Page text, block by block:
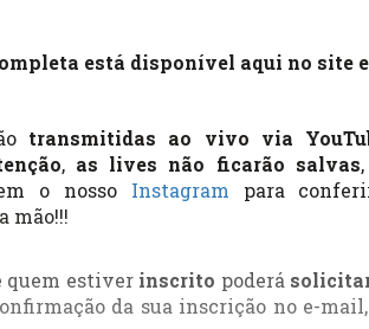
está disponível aqui no site
transmitidas ao vivo via
,as lives não ficarão salvas
o nosso Instagram para
mão!!!
quem estiver inscrito poderá
da sua inscrição no e-